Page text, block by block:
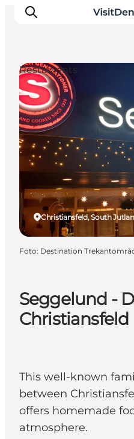
Inspiratie
Bestemmingen
Wat te doen
Accommodaties
Plan je reis
Seggelund -
Christiansfeld
This well-known
between
offers homemade
atmosphere.
Christiansfeld, South
Restaurants
Foto: Destination